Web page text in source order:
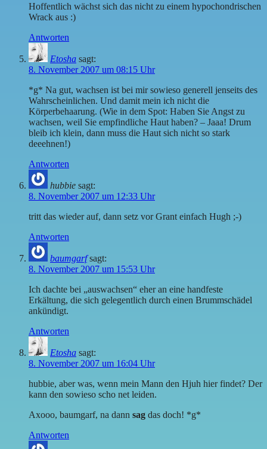
Hoffentlich wächst sich das nicht zu einem hypochondrischen
Wrack aus :)
Antworten
Etosha sagt:
8. November 2007 um 08:15 Uhr
*g* Na gut, wachsen ist bei mir sowieso generell jenseits des
Wahrscheinlichen. Und damit mein ich nicht die
Körperbehaarung. (Wie in dem Spot: Haben Sie Angst zu
wachsen, weil Sie empfindliche Haut haben? – Jaaa! Drum
bleib ich klein, dann muss die Haut sich nicht so stark
deeehnen!)
Antworten
hubbie sagt:
8. November 2007 um 12:33 Uhr
tritt das wieder auf, dann setz vor Grant einfach Hugh ;-)
Antworten
baumgarf sagt:
8. November 2007 um 15:53 Uhr
Ich dachte bei „auswachsen“ eher an eine handfeste
Erkältung, die sich gelegentlich durch einen Brummschädel
ankündigt.
Antworten
Etosha sagt:
8. November 2007 um 16:04 Uhr
hubbie, aber was, wenn mein Mann den Hjuh hier findet? Der
kann den sowieso scho net leiden.
Axooo, baumgarf, na dann sag das doch! *g*
Antworten